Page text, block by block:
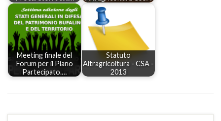
Meeting finale del
Forum per il Piano
Partecipato.…
Statuto
Altragricoltura - CSA -
2013